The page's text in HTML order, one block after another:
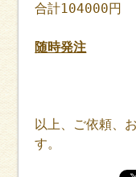
合計104000円
随時発注
以上、ご依頼、
す。